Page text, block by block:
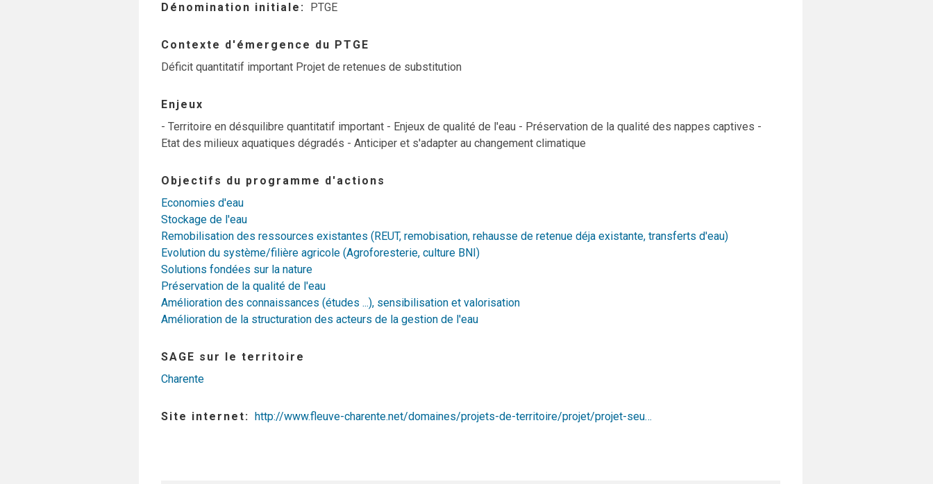
Dénomination initiale PTGE
Contexte d'émergence du PTGE
Déficit quantitatif important Projet de retenues de substitution
Enjeux
- Territoire en désquilibre quantitatif important - Enjeux de qualité de l'eau - Préservation de la qualité des nappes captives -
Etat des milieux aquatiques dégradés - Anticiper et s'adapter au changement climatique
Objectifs du programme d'actions
Economies d'eau
Stockage de l'eau
Remobilisation des ressources existantes (REUT, remobisation, rehausse de retenue déja existante, transferts d'eau)
Evolution du système/filière agricole (Agroforesterie, culture BNI)
Solutions fondées sur la nature
Préservation de la qualité de l'eau
Amélioration des connaissances (études ...), sensibilisation et valorisation
Amélioration de la structuration des acteurs de la gestion de l'eau
SAGE sur le territoire
Charente
Site internet http://www.fleuve-charente.net/domaines/projets-de-territoire/projet/projet-seu…